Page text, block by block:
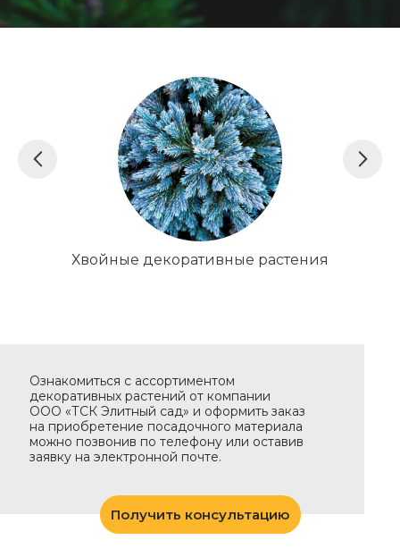
Хвойные декоративные растения
Ознакомиться с ассортиментом
декоративных растений от компании
ООО «ТСК Элитный сад» и оформить заказ
на приобретение посадочного материала
можно позвонив по телефону или оставив
заявку на электронной почте.
Получить консультацию